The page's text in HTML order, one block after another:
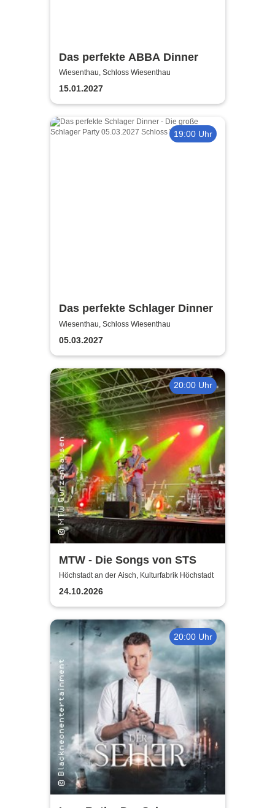
Das perfekte ABBA Dinner
Wiesenthau, Schloss Wiesenthau
15.01.2027
19:00 Uhr
Das perfekte Schlager Dinner
Wiesenthau, Schloss Wiesenthau
05.03.2027
20:00 Uhr
MTW - Die Songs von STS
Höchstadt an der Aisch, Kulturfabrik Höchstadt
24.10.2026
20:00 Uhr